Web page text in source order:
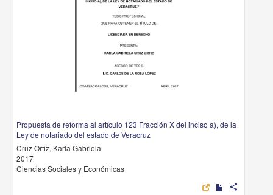
Propuesta de reforma al artículo 123 Fracción X del inciso a), de la
Ley de notariado del estado de Veracruz
Cruz Ortiz, Karla Gabriela
2017
Ciencias Sociales y Económicas
share